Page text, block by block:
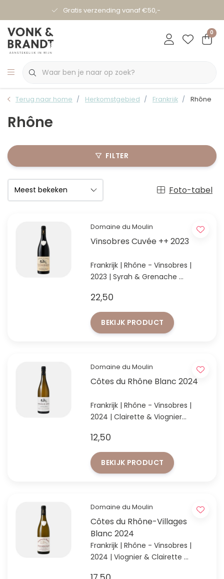
Gratis verzending vanaf €50,-
0
Terug naar home Herkomstgebied Frankrijk Rhône
Rhône
FILTER
Foto-tabel
Domaine du Moulin
Vinsobres Cuvée ++ 2023
Frankrijk | Rhône - Vinsobres |
2023 | Syrah & Grenache
met donker fruit.
22,50
BEKIJK PRODUCT
Domaine du Moulin
Côtes du Rhône Blanc 2024
Frankrijk | Rhône - Vinsobres |
2024 | Clairette & Viognier
prijs/kwaliteit!
12,50
BEKIJK PRODUCT
Domaine du Moulin
Côtes du Rhône-Villages
Blanc 2024
Frankrijk | Rhône - Vinsobres |
2024 | Viognier & Clairette